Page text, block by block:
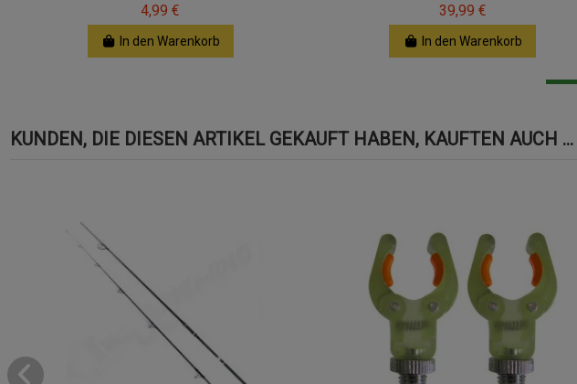
4,99 €
In den Warenkorb
39,99 €
In den Warenkorb
KUNDEN, DIE DIESEN ARTIKEL GEKAUFT HABEN, KAUFTEN AUCH ...